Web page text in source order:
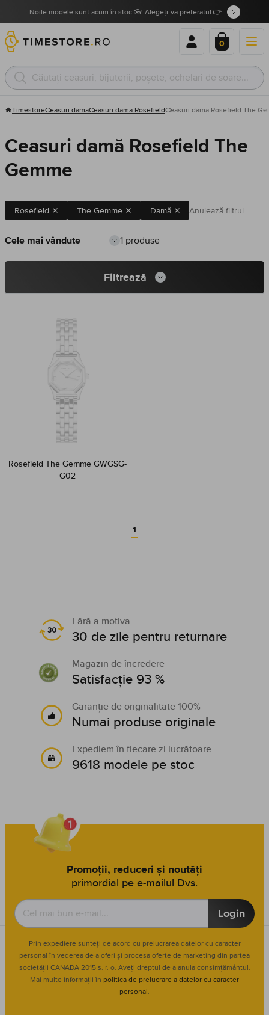
Noile modele sunt acum în stoc 👓 Alegeți-vă preferatul 👉
0
TimestoreCeasuri damăCeasuri damă RosefieldCeasuri damă Rosefield The
Ceasuri damă Rosefield The
Gemme
Rosefield The Gemme Damă Anulează filtrul
1 produse
Filtrează
Rosefield The Gemme GWGSG-
G02
1
Fără a motiva
30 de zile pentru returnare
Magazin de încredere
Satisfacție 93 %
Garanție de originalitate 100%
Numai produse originale
Expediem în fiecare zi lucrătoare
9618 modele pe stoc
Promoții, reduceri și noutăți
primordial pe e-mailul Dvs.
Login
Prin expediere sunteți de acord cu prelucrarea datelor cu caracter
personal în vederea de a oferi și procesa oferte de marketing din partea
societății CANADA 2015 s. r. o. Aveți dreptul de a anula consimțământul.
Mai multe informații în politica de prelucrare a datelor cu caracter
personal.